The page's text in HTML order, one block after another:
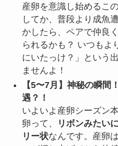
産卵を意識し始めるこ
してか、普段より成魚
かしたら、ペアで仲良
られるかも？ いつもよ
にいたっけ？」という
ませんよ！
【5〜7月】神秘の瞬間
遇？！
いよいよ産卵シーズン
卵って、
リボンみたい
リー状なんです。産卵